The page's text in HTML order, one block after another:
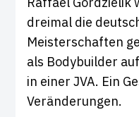
dreimal die
Meisterschaften
als Bodybuilder
in einer JVA. Ein
Veränderungen.